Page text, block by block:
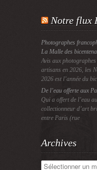
Notre flux
Photographes
La Malle des
Avis aux
artisans en 2026, les
2026 est l’année du
De l’eau offerte aux
Qui a offert de l’eau
collectionneur d’art
entre Paris (rue
Archives
Archives